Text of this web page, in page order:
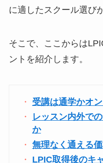
に適したスクール選び
そこで、ここからは
ントを紹介します。
受講は通学かオ
レッスン内外で
か
無理なく通える
LPIC取得後のキ